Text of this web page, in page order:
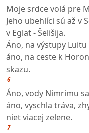
Moje srdce volá pre
Jeho ubehlíci sú až v
v Eglat - Šelišija.
Áno, na výstupy
áno, na ceste k
skazu.
6
Áno, vody Nimrimu
áno, vyschla tráva,
niet viacej zelene.
7